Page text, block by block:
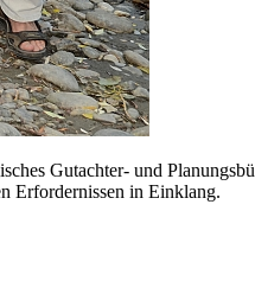
Gutachter- und
Erfordernissen in Einklang.